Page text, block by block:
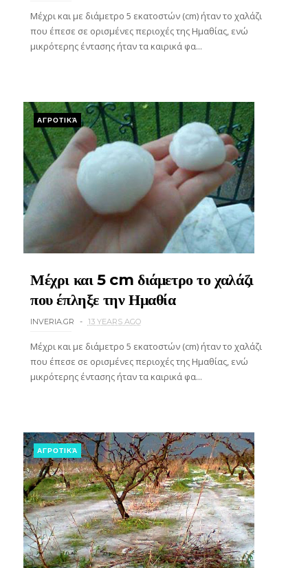
Μέχρι και με διάμετρο 5 εκατοστών (cm) ήταν το χαλάζι
που έπεσε σε ορισμένες περιοχές της Ημαθίας, ενώ
μικρότερης έντασης ήταν τα καιρικά φα...
ΑΓΡΟΤΙΚΆ
Μέχρι και 5 cm διάμετρο το χαλάζι
που έπληξε την Ημαθία
INVERIA.GR 13 YEARS AGO
Μέχρι και με διάμετρο 5 εκατοστών (cm) ήταν το χαλάζι
που έπεσε σε ορισμένες περιοχές της Ημαθίας, ενώ
μικρότερης έντασης ήταν τα καιρικά φα...
ΑΓΡΟΤΙΚΆ